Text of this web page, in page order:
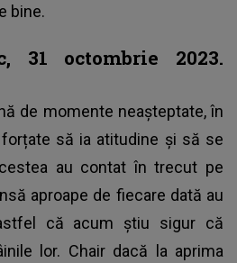
bine.
31 octombrie 2023.
de momente neașteptate, în
să ia atitudine și să se
au contat în trecut pe
aproape de fiecare dată au
că acum știu sigur că
lor. Chair dacă la aprima